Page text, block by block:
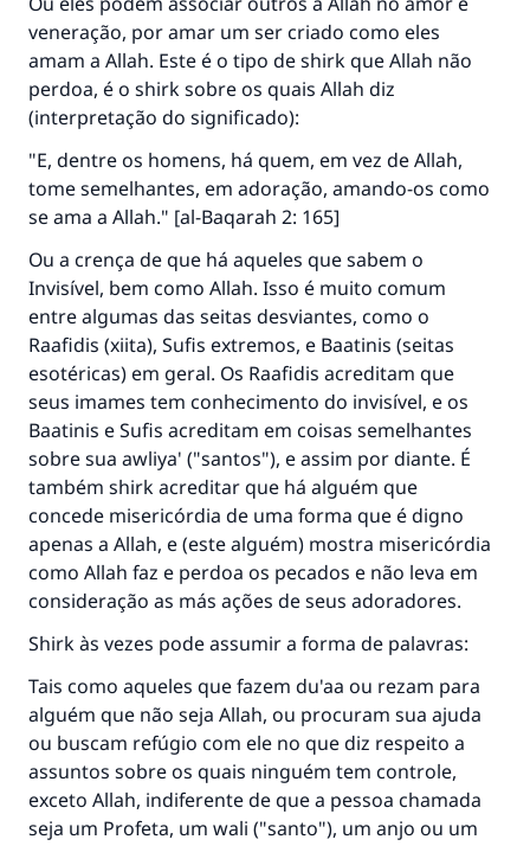
veneração, por amar um ser criado como eles
amam a Allah. Este é o tipo de shirk que Allah não
perdoa, é o shirk sobre os quais Allah diz
(interpretação do significado):
"E, dentre os homens, há quem, em vez de Allah,
tome semelhantes, em adoração, amando-os como
se ama a Allah." [al-Baqarah 2: 165]
Ou a crença de que há aqueles que sabem o
Invisível, bem como Allah. Isso é muito comum
entre algumas das seitas desviantes, como o
Raafidis (xiita), Sufis extremos, e Baatinis (seitas
esotéricas) em geral. Os Raafidis acreditam que
seus imames tem conhecimento do invisível, e os
Baatinis e Sufis acreditam em coisas semelhantes
sobre sua awliya' ("santos"), e assim por diante. É
também shirk acreditar que há alguém que
concede misericórdia de uma forma que é digno
apenas a Allah, e (este alguém) mostra misericórdia
como Allah faz e perdoa os pecados e não leva em
consideração as más ações de seus adoradores.
Shirk às vezes pode assumir a forma de palavras:
Tais como aqueles que fazem du'aa ou rezam para
alguém que não seja Allah, ou procuram sua ajuda
ou buscam refúgio com ele no que diz respeito a
assuntos sobre os quais ninguém tem controle,
exceto Allah, indiferente de que a pessoa chamada
seja um Profeta, um wali ("santo"), um anjo ou um